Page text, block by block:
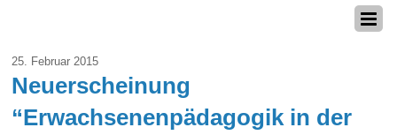
25. Februar 2015
Neuerscheinung
“Erwachsenenpädagogik in der